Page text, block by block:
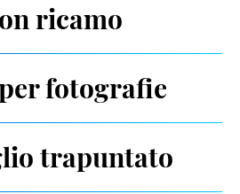
ricamo
fotografie
trapuntato